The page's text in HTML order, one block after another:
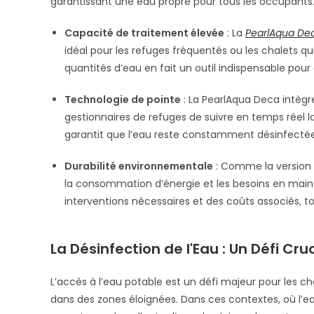
Capacité de traitement élevée : La PearlAqua
idéal pour les refuges fréquentés ou les chalets
quantités d’eau en fait un outil indispensable
Technologie de pointe : La PearlAqua Deca
gestionnaires de refuges de suivre en temps
garantit que l’eau reste constamment
Durabilité environnementale : Comme la version
la consommation d’énergie et les besoins en
interventions nécessaires et des coûts associés,
La Désinfection de l'Eau : Un Défi
L’accès à l’eau potable est un défi majeur pour les
dans des zones éloignées. Dans ces contextes, où